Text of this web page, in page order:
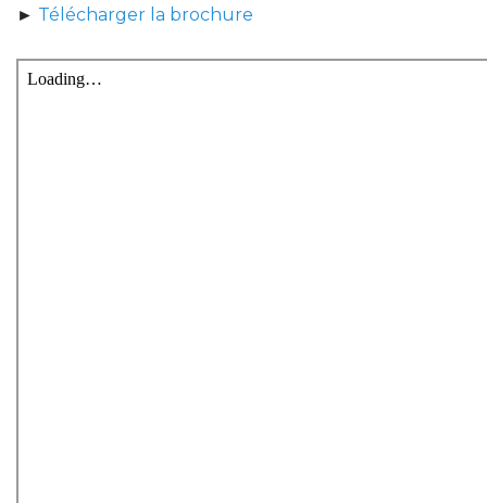
► Télécharger la brochure